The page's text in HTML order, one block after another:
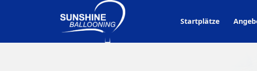
Startplätze